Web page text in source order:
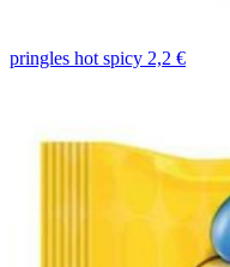
pringles hot spicy 2,2 €